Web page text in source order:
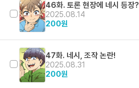
46화. 토론 현장에 네시 등장?
2025.08.14
200원
47화. 네시, 조작 논란!
2025.08.31
200원